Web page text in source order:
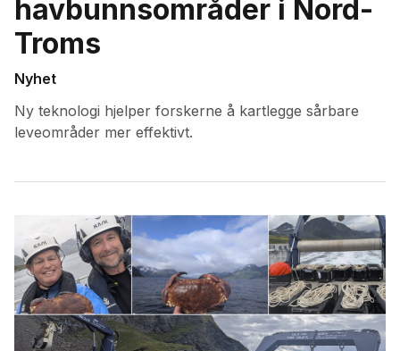
havbunnsområder i Nord-
Troms
Nyhet
Ny teknologi hjelper forskerne å kartlegge sårbare
leveområder mer effektivt.